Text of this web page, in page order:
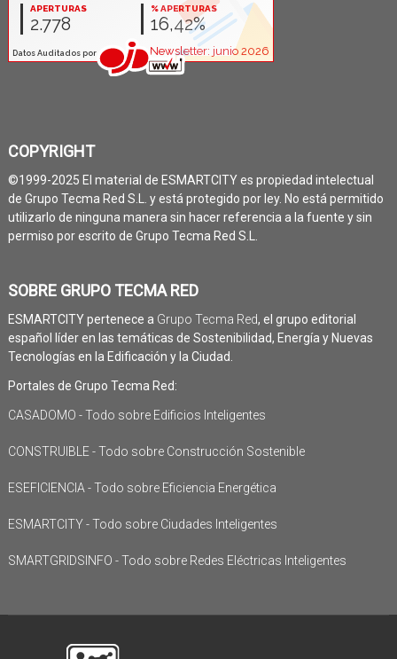
COPYRIGHT
©1999-2025 El material de ESMARTCITY es propiedad intelectual
de Grupo Tecma Red S.L. y está protegido por ley. No está permitido
utilizarlo de ninguna manera sin hacer referencia a la fuente y sin
permiso por escrito de Grupo Tecma Red S.L.
SOBRE GRUPO TECMA RED
ESMARTCITY pertenece a Grupo Tecma Red, el grupo editorial
español líder en las temáticas de Sostenibilidad, Energía y Nuevas
Tecnologías en la Edificación y la Ciudad.
Portales de Grupo Tecma Red:
CASADOMO - Todo sobre Edificios Inteligentes
CONSTRUIBLE - Todo sobre Construcción Sostenible
ESEFICIENCIA - Todo sobre Eficiencia Energética
ESMARTCITY - Todo sobre Ciudades Inteligentes
SMARTGRIDSINFO - Todo sobre Redes Eléctricas Inteligentes